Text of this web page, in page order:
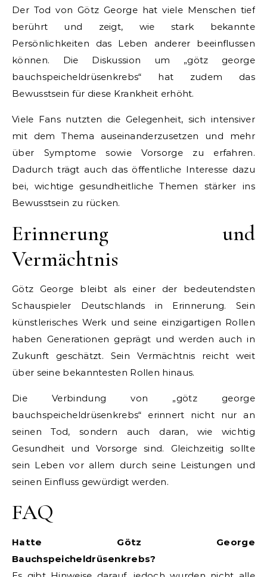
Der Tod von Götz George hat viele Menschen tief
berührt und zeigt, wie stark bekannte
Persönlichkeiten das Leben anderer beeinflussen
können. Die Diskussion um „götz george
bauchspeicheldrüsenkrebs“ hat zudem das
Bewusstsein für diese Krankheit erhöht.
Viele Fans nutzten die Gelegenheit, sich intensiver
mit dem Thema auseinanderzusetzen und mehr
über Symptome sowie Vorsorge zu erfahren.
Dadurch trägt auch das öffentliche Interesse dazu
bei, wichtige gesundheitliche Themen stärker ins
Bewusstsein zu rücken.
Erinnerung und
Vermächtnis
Götz George bleibt als einer der bedeutendsten
Schauspieler Deutschlands in Erinnerung. Sein
künstlerisches Werk und seine einzigartigen Rollen
haben Generationen geprägt und werden auch in
Zukunft geschätzt. Sein Vermächtnis reicht weit
über seine bekanntesten Rollen hinaus.
Die Verbindung von „götz george
bauchspeicheldrüsenkrebs“ erinnert nicht nur an
seinen Tod, sondern auch daran, wie wichtig
Gesundheit und Vorsorge sind. Gleichzeitig sollte
sein Leben vor allem durch seine Leistungen und
seinen Einfluss gewürdigt werden.
FAQ
Hatte Götz George
Bauchspeicheldrüsenkrebs?